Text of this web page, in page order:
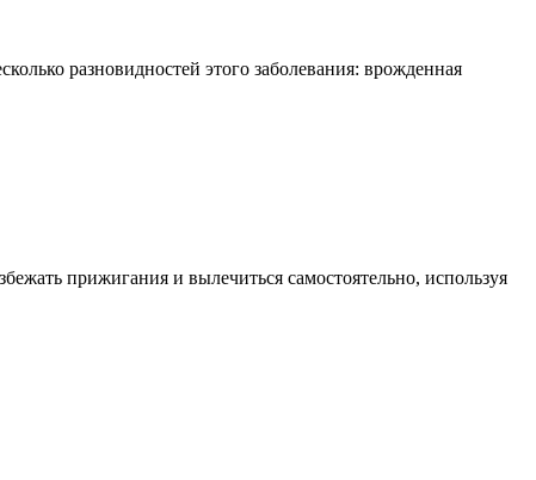
разновидностей этого заболевания: врожденная
прижигания и вылечиться самостоятельно, используя